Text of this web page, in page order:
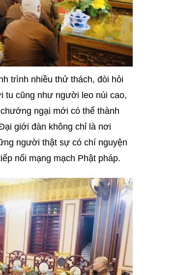
trình nhiều thử thách, đòi hỏi
tu cũng như người leo núi cao,
ngại mới có thể thành
giới đàn không chỉ là nơi
người thật sự có chí nguyện
nối mạng mạch Phật pháp.